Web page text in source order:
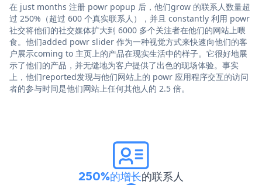
在 just months 注册 powr popup 后，他们grow 的联系人数量超
过 250%（超过 600 个真实联系人），并且 constantly 利用 powr
社交将他们的社交媒体扩大到 6000 多个关注者在他们的网站上喂
食。他们added powr slider 作为一种视觉方式来快速向他们的客
户展示coming to 主页上的产品在现实生活中的样子。它很好地展
示了他们的产品，并无缝地为客户提供了出色的现场体验。事实
上，他们reported发现与他们网站上的 powr 应用程序交互的访问
者的参与时间是他们网站上任何其他人的 2.5 倍。
250%的增长的联系人